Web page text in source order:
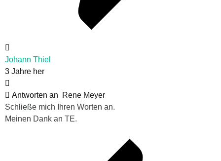
Johann Thiel
3 Jahre her
Antworten an
Rene Meyer
Schließe mich Ihren Worten an.
Meinen Dank an TE.